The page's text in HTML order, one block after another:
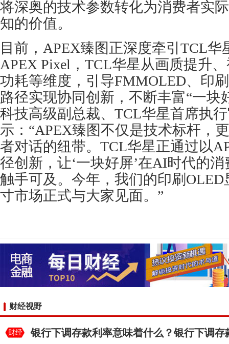
将深奥的技术参数转化为消费者实
知的价值。
目前，APEX臻图正深度牵引TCL
APEX Pixel，TCL华星从画质提升
功耗等维度，引导FMMOLED、印
路径实现协同创新，不断丰富“一块
科技高级副总裁、TCL华星首席执
示：“APEX臻图不仅是技术标杆，
者对话的纽带。TCL华星正通过以
径创新，让‘一块好屏’在AI时代的
触手可及。今年，我们的印刷
寸市场正式与大家见面。”
财经视野
财经 银行下调存款利率意味着什么？银行下调